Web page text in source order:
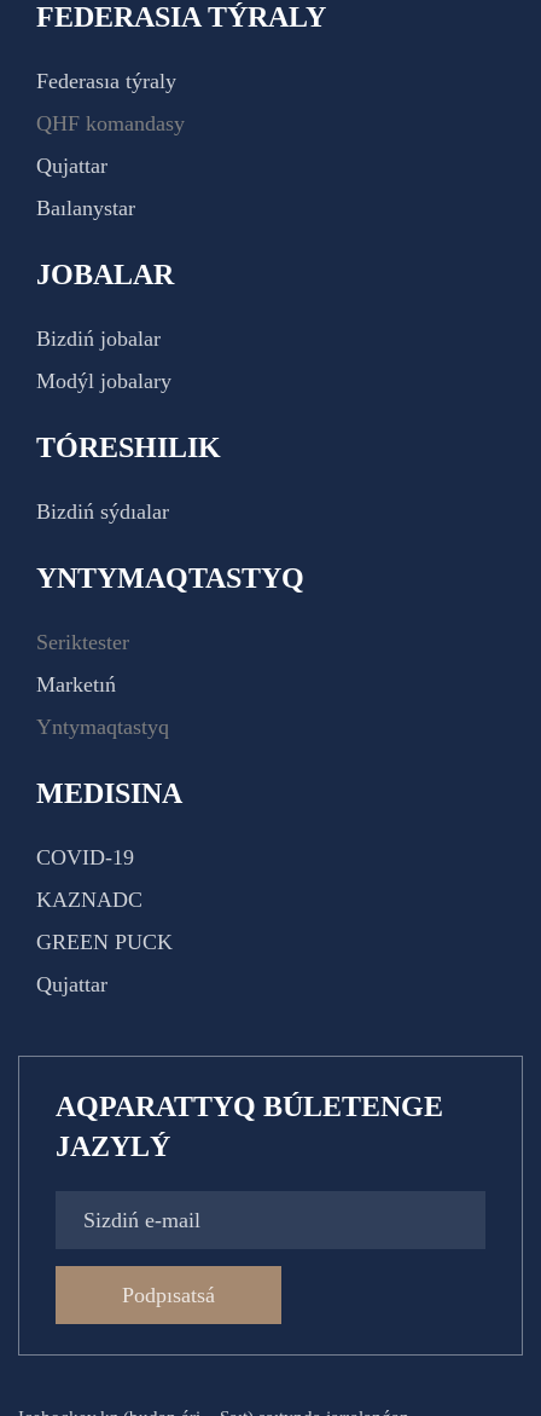
FEDERASIA TÝRALY
Federasıa týraly
QHF komandasy
Qujattar
Baılanystar
JOBALAR
Bizdiń jobalar
Modýl jobalary
TÓRESHILIK
Bizdiń sýdıalar
YNTYMAQTASTYQ
Seriktester
Marketıń
Yntymaqtastyq
MEDISINA
COVID-19
KAZNADC
GREEN PUCK
Qujattar
AQPARATTYQ BÚLETENGE
JAZYLÝ
Podpısatsá